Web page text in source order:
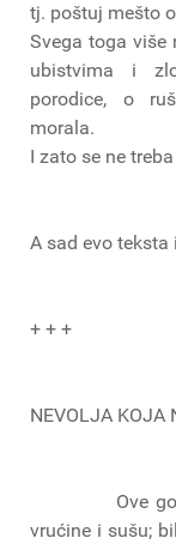
tj. poštuj mešto
Svega toga
ubistvima i
porodice, o
morala.
I zato se ne
A sad evo teksta
+ + +
NEVOLJA KOJA
Ove godine,
vrućine i sušu;